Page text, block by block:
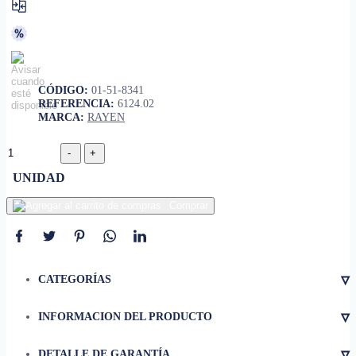
CÓDIGO: 01-51-8341
REFERENCIA: 6124.02
MARCA: RAYEN
UNIDAD
CATEGORÍAS ▿
INFORMACION DEL PRODUCTO ▿
33 centímetros.